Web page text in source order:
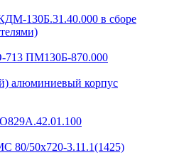
130Б.31.40.000 в сборе
713 ПМ130Б-870.000
алюминиевый корпус
80/50х720-3.11.1(1425)